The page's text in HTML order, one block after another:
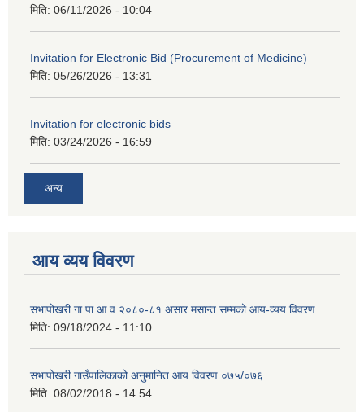
मिति: 06/11/2026 - 10:04
Invitation for Electronic Bid (Procurement of Medicine)
मिति: 05/26/2026 - 13:31
Invitation for electronic bids
मिति: 03/24/2026 - 16:59
अन्य
आय व्यय विवरण
सभापोखरी गा पा आ व २०८०-८१ असार मसान्त सम्मको आय-व्यय विवरण
मिति: 09/18/2024 - 11:10
सभापोखरी गाउँपालिकाको अनुमानित आय विवरण ०७५/०७६
मिति: 08/02/2018 - 14:54